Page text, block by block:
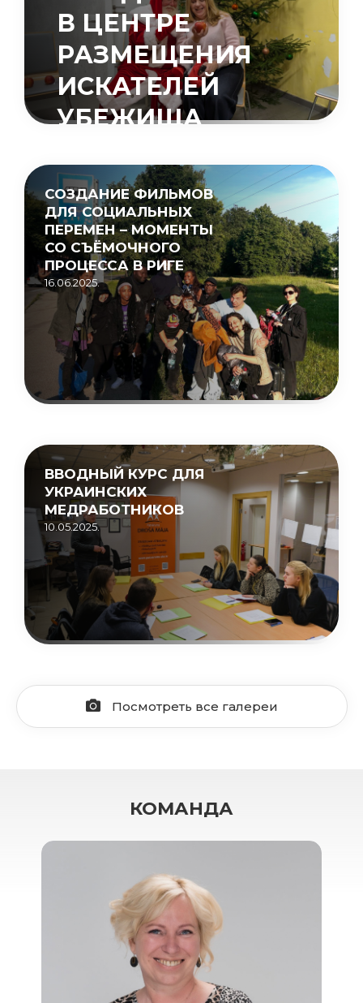
В ЦЕНТРЕ
РАЗМЕЩЕНИЯ
ИСКАТЕЛЕЙ
УБЕЖИЩА
15.05.2026.
СОЗДАНИЕ ФИЛЬМОВ
ДЛЯ СОЦИАЛЬНЫХ
ПЕРЕМЕН – МОМЕНТЫ
СО СЪЁМОЧНОГО
ПРОЦЕССА В РИГЕ
16.06.2025.
ВВОДНЫЙ КУРС ДЛЯ
УКРАИНСКИХ
МЕДРАБОТНИКОВ
10.05.2025.
Посмотреть все галереи
КОМАНДА